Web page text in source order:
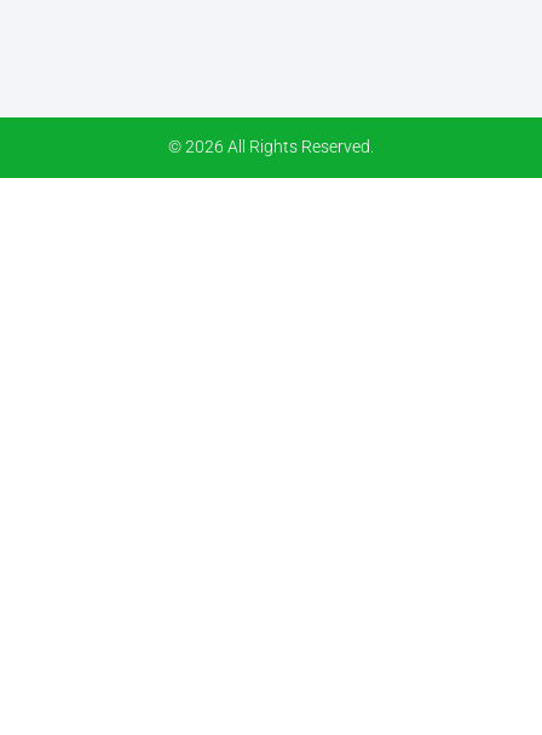
© 2026 All Rights Reserved.